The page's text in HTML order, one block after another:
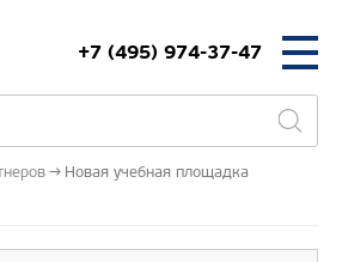
+7 (495) 974-37-47
Новая учебная площадка